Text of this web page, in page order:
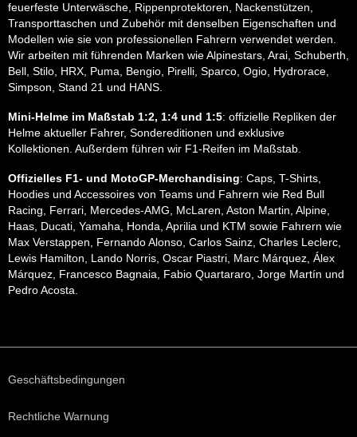
feuerfeste Unterwäsche, Rippenprotektoren, Nackenstützen,
Transporttaschen und Zubehör mit denselben Eigenschaften und
Modellen wie sie von professionellen Fahrern verwendet werden.
Wir arbeiten mit führenden Marken wie Alpinestars, Arai, Schuberth,
Bell, Stilo, HRX, Puma, Bengio, Pirelli, Sparco, Ogio, Hydrorace,
Simpson, Stand 21 und HANS.
Mini-Helme im Maßstab 1:2, 1:4 und 1:5: offizielle Repliken der
Helme aktueller Fahrer, Sondereditionen und exklusive
Kollektionen. Außerdem führen wir F1-Reifen im Maßstab.
Offizielles F1- und MotoGP-Merchandising: Caps, T-Shirts,
Hoodies und Accessoires von Teams und Fahrern wie Red Bull
Racing, Ferrari, Mercedes-AMG, McLaren, Aston Martin, Alpine,
Haas, Ducati, Yamaha, Honda, Aprilia und KTM sowie Fahrern wie
Max Verstappen, Fernando Alonso, Carlos Sainz, Charles Leclerc,
Lewis Hamilton, Lando Norris, Oscar Piastri, Marc Márquez, Álex
Márquez, Francesco Bagnaia, Fabio Quartararo, Jorge Martín und
Pedro Acosta.
Geschäftsbedingungen
Rechtliche Warnung